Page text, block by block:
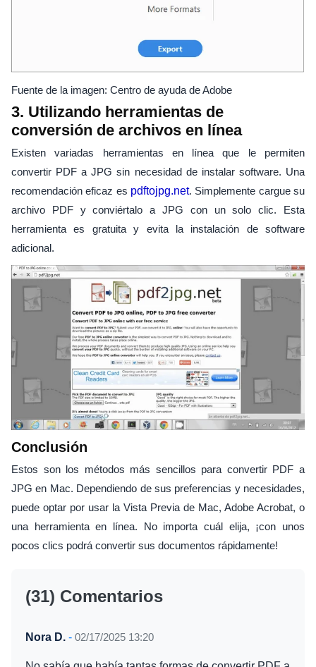
Fuente de la imagen: Centro de ayuda de Adobe
3. Utilizando herramientas de
conversión de archivos en línea
Existen variadas herramientas en línea que le permiten
convertir PDF a JPG sin necesidad de instalar software. Una
recomendación eficaz es pdftojpg.net. Simplemente cargue su
archivo PDF y conviértalo a JPG con un solo clic. Esta
herramienta es gratuita y evita la instalación de software
adicional.
Conclusión
Estos son los métodos más sencillos para convertir PDF a
JPG en Mac. Dependiendo de sus preferencias y necesidades,
puede optar por usar la Vista Previa de Mac, Adobe Acrobat, o
una herramienta en línea. No importa cuál elija, ¡con unos
pocos clics podrá convertir sus documentos rápidamente!
(31) Comentarios
Nora D. - 02/17/2025 13:20